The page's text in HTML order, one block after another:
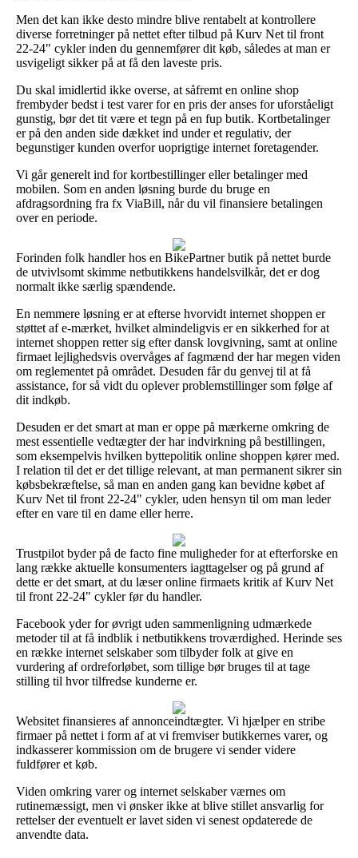
Men det kan ikke desto mindre blive rentabelt at kontrollere
diverse forretninger på nettet efter tilbud på Kurv Net til front
22-24" cykler inden du gennemfører dit køb, således at man er
usvigeligt sikker på at få den laveste pris.
Du skal imidlertid ikke overse, at såfremt en online shop
frembyder bedst i test varer for en pris der anses for uforståeligt
gunstig, bør det tit være et tegn på en fup butik. Kortbetalinger
er på den anden side dækket ind under et regulativ, der
begunstiger kunden overfor uoprigtige internet foretagender.
Vi går generelt ind for kortbestillinger eller betalinger med
mobilen. Som en anden løsning burde du bruge en
afdragsordning fra fx ViaBill, når du vil finansiere betalingen
over en periode.
Forinden folk handler hos en BikePartner butik på nettet burde
de utvivlsomt skimme netbutikkens handelsvilkår, det er dog
normalt ikke særlig spændende.
En nemmere løsning er at efterse hvorvidt internet shoppen er
støttet af e-mærket, hvilket almindeligvis er en sikkerhed for at
internet shoppen retter sig efter dansk lovgivning, samt at online
firmaet lejlighedsvis overvåges af fagmænd der har megen viden
om reglementet på området. Desuden får du genvej til at få
assistance, for så vidt du oplever problemstillinger som følge af
dit indkøb.
Desuden er det smart at man er oppe på mærkerne omkring de
mest essentielle vedtægter der har indvirkning på bestillingen,
som eksempelvis hvilken byttepolitik online shoppen kører med.
I relation til det er det tillige relevant, at man permanent sikrer sin
købsbekræftelse, så man en anden gang kan bevidne købet af
Kurv Net til front 22-24" cykler, uden hensyn til om man leder
efter en vare til en dame eller herre.
Trustpilot byder på de facto fine muligheder for at efterforske en
lang række aktuelle konsumenters iagttagelser og på grund af
dette er det smart, at du læser online firmaets kritik af Kurv Net
til front 22-24" cykler før du handler.
Facebook yder for øvrigt uden sammenligning udmærkede
metoder til at få indblik i netbutikkens troværdighed. Herinde ses
en række internet selskaber som tilbyder folk at give en
vurdering af ordreforløbet, som tillige bør bruges til at tage
stilling til hvor tilfredse kunderne er.
Websitet finansieres af annonceindtægter. Vi hjælper en stribe
firmaer på nettet i form af at vi fremviser butikkernes varer, og
indkasserer kommission om de brugere vi sender videre
fuldfører et køb.
Viden omkring varer og internet selskaber værnes om
rutinemæssigt, men vi ønsker ikke at blive stillet ansvarlig for
rettelser der eventuelt er lavet siden vi senest opdaterede de
anvendte data.